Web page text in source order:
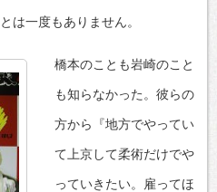
は一度もありません。
橋本のことも岩崎のこと
も知らなかった。彼らの
方から『地方でやってい
て上京して柔術だけでや
っていきたい。雇ってほ